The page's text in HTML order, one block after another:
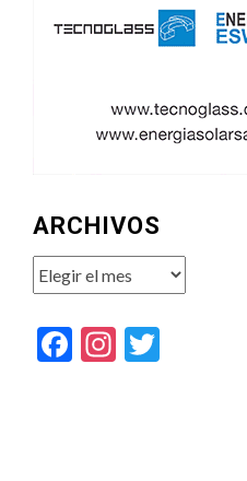
ARCHIVOS
Archivos
Facebook
Instagram